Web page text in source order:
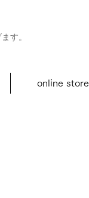
す。
online store